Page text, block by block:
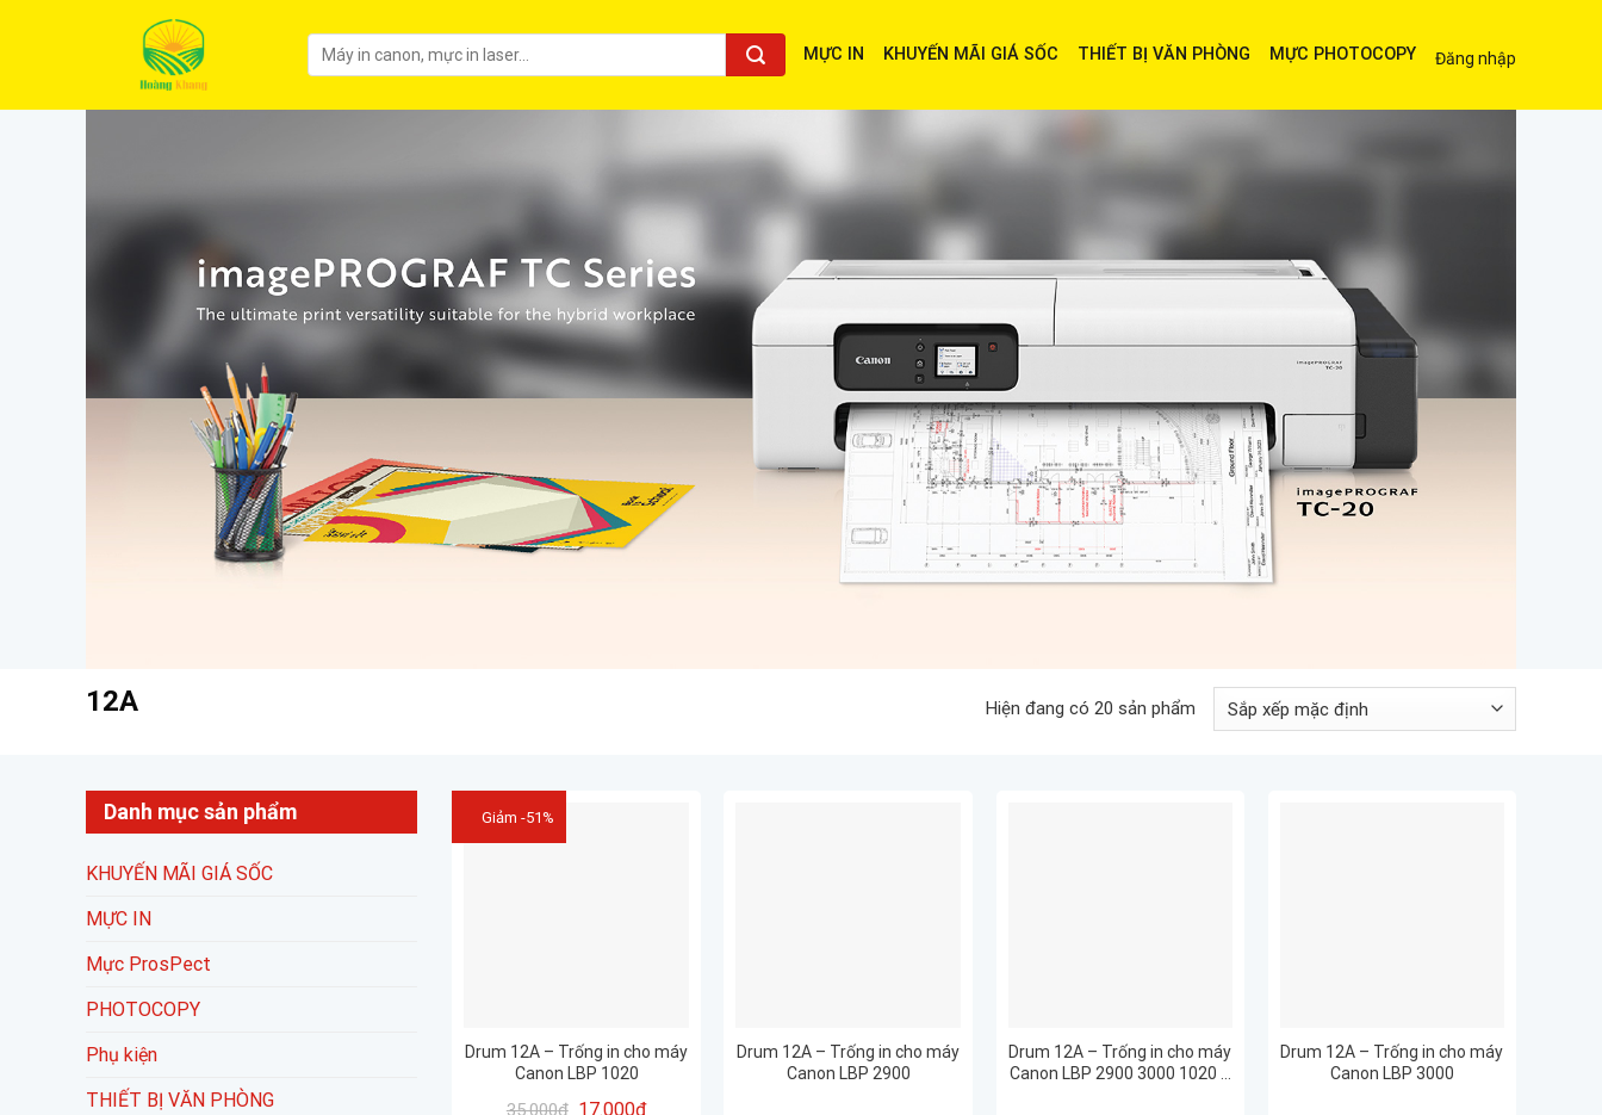
MỰC IN KHUYẾN MÃI GIÁ SỐC THIẾT BỊ VĂN PHÒNG MỰC PHOTOCOPY Đăng nhập
12A Hiện đang có 20 sản phẩm
Danh mục sản phẩm
KHUYẾN MÃI GIÁ SỐC
MỰC IN
Mực ProsPect
PHOTOCOPY
Phụ kiện
THIẾT BỊ VĂN PHÒNG
Giảm -51%
Drum 12A – Trống in cho máy
Canon LBP 1020
35.000₫ 17.000₫
Drum 12A – Trống in cho máy
Canon LBP 2900
Drum 12A – Trống in cho máy
Canon LBP 2900 3000 1020 …
Drum 12A – Trống in cho máy
Canon LBP 3000